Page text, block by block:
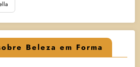
Beleza em Forma